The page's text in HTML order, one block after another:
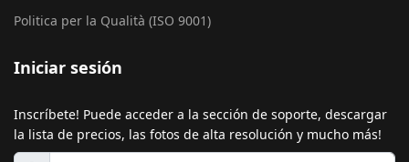
Politica per la Qualità (ISO 9001)
Iniciar sesión
Inscríbete! Puede acceder a la sección de soporte, descargar
la lista de precios, las fotos de alta resolución y mucho más!